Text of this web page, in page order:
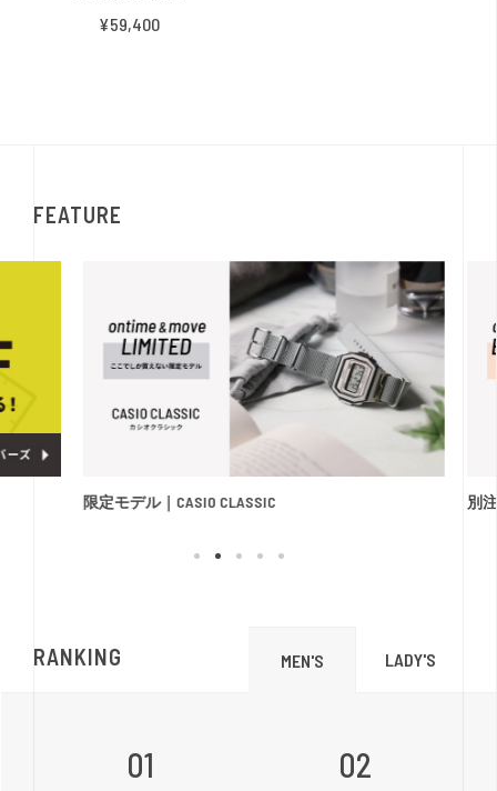
¥59,400
FEATURE
限定モデル｜CASIO CLASSIC 別
RANKING MEN'S LADY'S
01 02